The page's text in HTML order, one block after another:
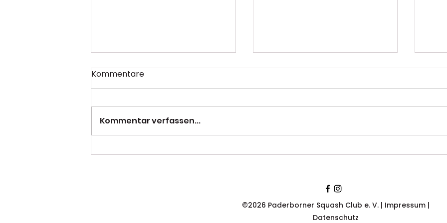
PSC mit starkem
PSC-Frauen erneut
Vizemeisterschaft in
Saarbrücken
Kommentare
Kommentar verfassen...
©2026 Paderborner Squash Club e. V. | Impressum |
Datenschutz